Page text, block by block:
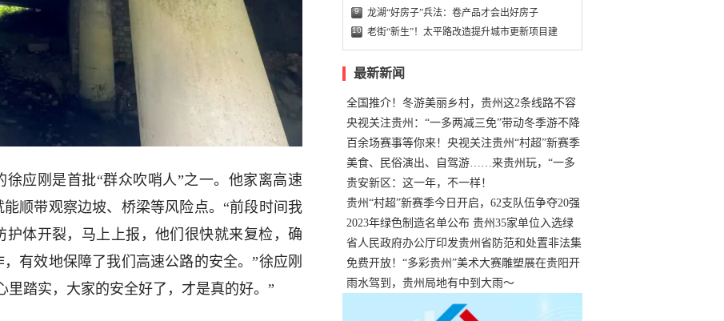
应刚是首批“群众吹哨人”之一。他家离高速
顺带观察边坡、桥梁等风险点。“前段时间我
体开裂，马上上报，他们很快就来复检，确
有效地保障了我们高速公路的安全。”徐应刚
里踏实，大家的安全好了，才是真的好。”
9 龙湖“好房子”兵法：卷产品才会出好房子
10 老街“新生”！太平路改造提升城市更新项目建
最新新闻
全国推介！冬游美丽乡村，贵州这2条线路不容
错过
央视关注贵州：“一多两减三免”带动冬季游不降
温
百余场赛事等你来！央视关注贵州“村超”新赛季
正式“打响”
美食、民俗演出、自驾游……来贵州玩，“一多
两减三免”！
贵安新区：这一年，不一样！
贵州“村超”新赛季今日开启，62支队伍争夺20强
名额
2023年绿色制造名单公布 贵州35家单位入选绿
色工厂
省人民政府办公厅印发贵州省防范和处置非法集
资工作实施细则
免费开放！“多彩贵州”美术大赛雕塑展在贵阳开
展，持续至1月19日
雨水驾到，贵州局地有中到大雨～